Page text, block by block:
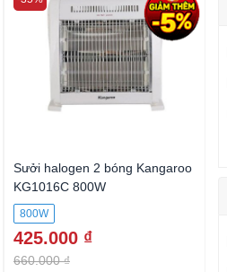
Sưởi halogen 2 bóng Kangaroo
KG1016C 800W
800W
425.000 ₫
660.000 ₫